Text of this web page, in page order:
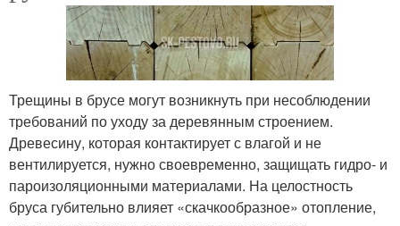
Трещины в брусе могут возникнуть при несоблюдении
требований по уходу за деревянным строением.
Древесину, которая контактирует с влагой и не
вентилируется, нужно своевременно, защищать гидро- и
пароизоляционными материалами. На целостность
бруса губительно влияет «скачкообразное» отопление,